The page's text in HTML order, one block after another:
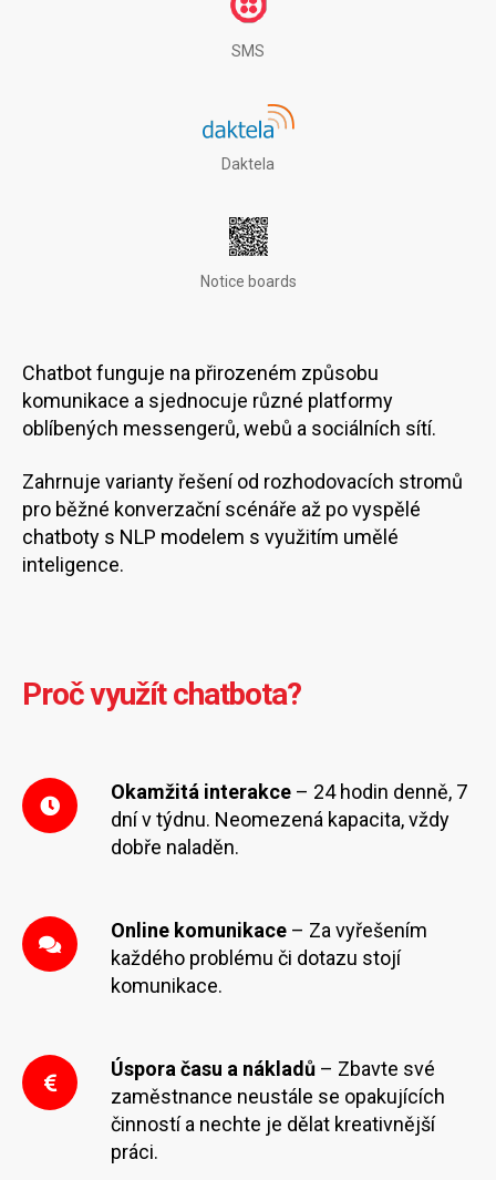
SMS
Daktela
Notice boards
Chatbot funguje na přirozeném způsobu
komunikace a sjednocuje různé platformy
oblíbených messengerů, webů a sociálních sítí.
Zahrnuje varianty řešení od rozhodovacích stromů
pro běžné konverzační scénáře až po vyspělé
chatboty s NLP modelem s využitím umělé
inteligence.
Proč využít chatbota?
Okamžitá interakce – 24 hodin denně, 7
dní v týdnu. Neomezená kapacita, vždy
dobře naladěn.
Online komunikace – Za vyřešením
každého problému či dotazu stojí
komunikace.
Úspora času a nákladů – Zbavte své
zaměstnance neustále se opakujících
činností a nechte je dělat kreativnější
práci.